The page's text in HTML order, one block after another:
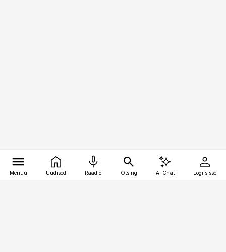
Menüü Uudised Raadio Otsing AI Chat Logi sisse